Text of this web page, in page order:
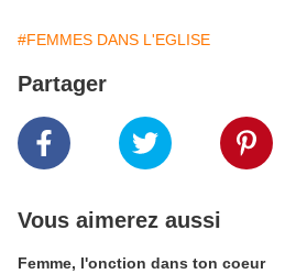
#FEMMES DANS L'EGLISE
Partager
Vous aimerez aussi
Femme, l'onction dans ton coeur